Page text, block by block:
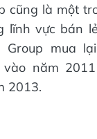
cũng là một
lĩnh vực bán
Group mua
vào năm
2013.